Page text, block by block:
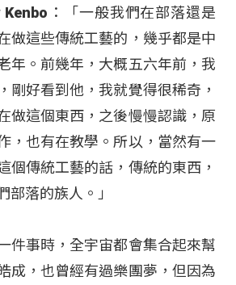
Kenbo：「一般我們在部落還是
做這些傳統工藝的，幾乎都是中
年。前幾年，大概五六年前，我
剛好看到他，我就覺得很稀奇，
做這個東西，之後慢慢認識，原
，也有在教學。所以，當然有一
個傳統工藝的話，傳統的東西，
部落的族人。」
件事時，全宇宙都會集合起來幫
成，也曾經有過樂團夢，但因為